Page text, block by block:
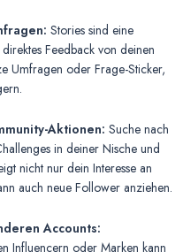
Stories sind eine
Feedback von deinen
Umfragen oder Frage-Sticker,
Aktionen: Suche nach
in deiner Nische und
nicht nur dein Interesse an
auch neue Follower anziehen.
Accounts:
Influencern oder Marken kann